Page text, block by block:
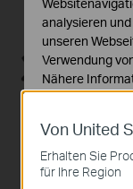
Kabel
Einfache
Von United
Erhalten Sie
für Ihre Region
analysieren
unseren
Verwendung
Nähere
Notwendige
Diese Cookies
erforderlich und